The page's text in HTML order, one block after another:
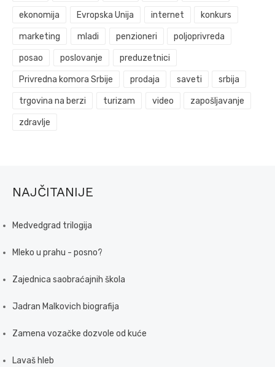
ekonomija Evropska Unija internet konkurs
marketing mladi penzioneri poljoprivreda
posao poslovanje preduzetnici
Privredna komora Srbije prodaja saveti srbija
trgovina na berzi turizam video zapošljavanje
zdravlje
NAJČITANIJE
Medvedgrad trilogija
Mleko u prahu - posno?
Zajednica saobraćajnih škola
Jadran Malkovich biografija
Zamena vozačke dozvole od kuće
Lavaš hleb